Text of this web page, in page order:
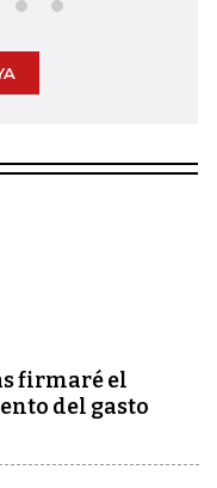
firmaré el
del gasto